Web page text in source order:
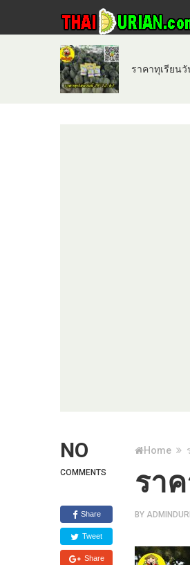
ราคาทุเรียน
NO
COMMENTS
Share
Tweet
Share
Home
รา
BY